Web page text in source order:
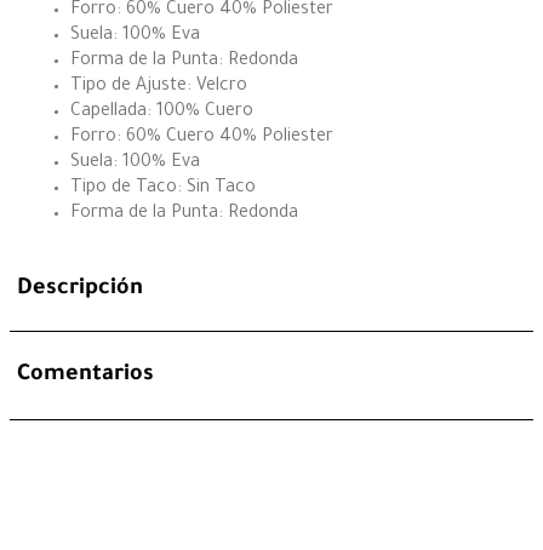
Forro: 60% Cuero 40% Poliester
Suela: 100% Eva
Forma de la Punta: Redonda
Tipo de Ajuste: Velcro
Capellada: 100% Cuero
Forro: 60% Cuero 40% Poliester
Suela: 100% Eva
Tipo de Taco: Sin Taco
Forma de la Punta: Redonda
Descripción
Comentarios